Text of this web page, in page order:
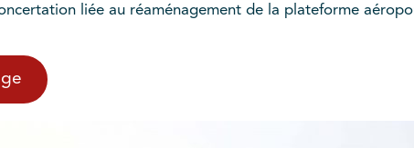
liée au réaménagement de la plateforme